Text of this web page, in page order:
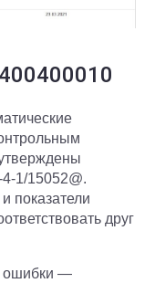
1/15052@.
показатели
друг
ошибки —